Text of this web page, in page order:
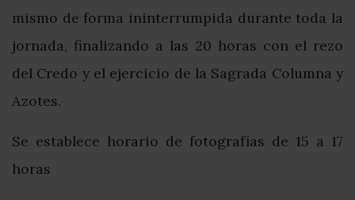
mismo de forma ininterrumpida durante toda la
jornada, finalizando a las 20 horas con el rezo
del Credo y el ejercicio de la Sagrada Columna y
Azotes.
Se establece horario de fotografías de 15 a 17
horas